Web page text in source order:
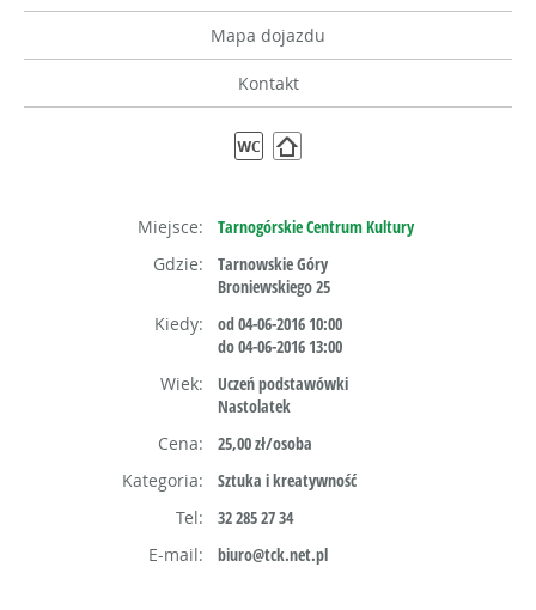
Mapa dojazdu
Kontakt
Miejsce:
Tarnogórskie Centrum Kultury
Gdzie:
Tarnowskie Góry
Broniewskiego 25
Kiedy:
od 04-06-2016 10:00
do 04-06-2016 13:00
Wiek:
Uczeń podstawówki
Nastolatek
Cena:
25,00 zł/osoba
Kategoria:
Sztuka i kreatywność
Tel:
32 285 27 34
E-mail:
biuro@tck.net.pl